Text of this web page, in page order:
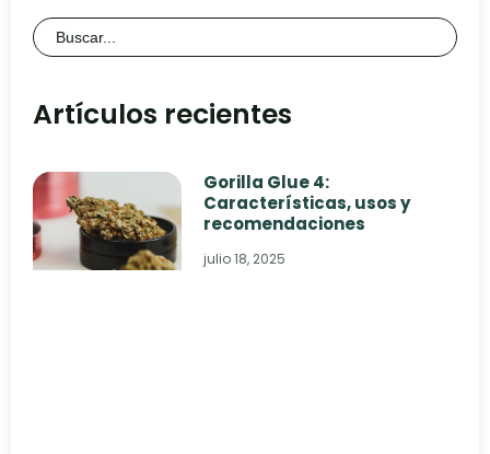
Buscar:
Artículos recientes
Gorilla Glue 4:
Características, usos y
recomendaciones
julio 18, 2025